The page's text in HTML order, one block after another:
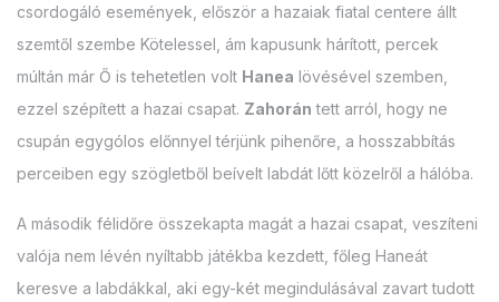
csordogáló események, először a hazaiak fiatal centere állt
szemtől szembe Kötelessel, ám kapusunk hárított, percek
múltán már Ő is tehetetlen volt Hanea lövésével szemben,
ezzel szépített a hazai csapat. Zahorán tett arról, hogy ne
csupán egygólos előnnyel térjünk pihenőre, a hosszabbítás
perceiben egy szögletből beívelt labdát lőtt közelről a hálóba.
A második félidőre összekapta magát a hazai csapat, veszíteni
valója nem lévén nyíltabb játékba kezdett, főleg Haneát
keresve a labdákkal, aki egy-két megindulásával zavart tudott